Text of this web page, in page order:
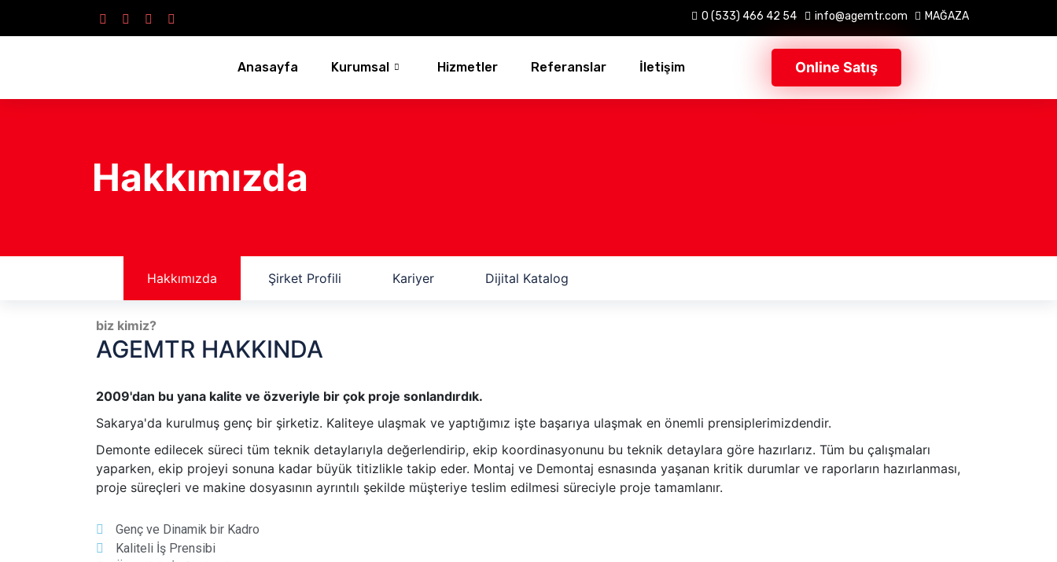
0 (533) 466 42 54 info@agemtr.com MAĞAZA
Anasayfa Kurumsal Hizmetler Referanslar İletişim Online Satış
Hakkımızda
Hakkımızda Şirket Profili Kariyer Dijital Katalog
biz kimiz?
AGEMTR HAKKINDA
2009'dan bu yana kalite ve özveriyle bir çok proje sonlandırdık.
Sakarya'da kurulmuş genç bir şirketiz. Kaliteye ulaşmak ve yaptığımız işte başarıya ulaşmak en önemli prensiplerimizdendir.
Demonte edilecek süreci tüm teknik detaylarıyla değerlendirip, ekip koordinasyonunu bu teknik detaylara göre hazırlarız. Tüm bu çalışmaları
yaparken, ekip projeyi sonuna kadar büyük titizlikle takip eder. Montaj ve Demontaj esnasında yaşanan kritik durumlar ve raporların hazırlanması,
proje süreçleri ve makine dosyasının ayrıntılı şekilde müşteriye teslim edilmesi süreciyle proje tamamlanır.
Genç ve Dinamik bir Kadro
Kaliteli İş Prensibi